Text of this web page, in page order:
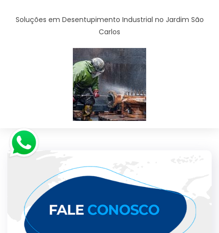
Soluções em Desentupimento Industrial no Jardim São
Carlos